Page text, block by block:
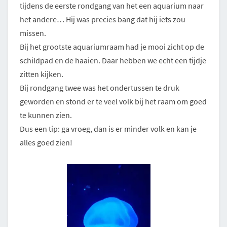
tijdens de eerste rondgang van het een aquarium naar
het andere… Hij was precies bang dat hij iets zou
missen.
Bij het grootste aquariumraam had je mooi zicht op de
schildpad en de haaien. Daar hebben we echt een tijdje
zitten kijken.
Bij rondgang twee was het ondertussen te druk
geworden en stond er te veel volk bij het raam om goed
te kunnen zien.
Dus een tip: ga vroeg, dan is er minder volk en kan je
alles goed zien!